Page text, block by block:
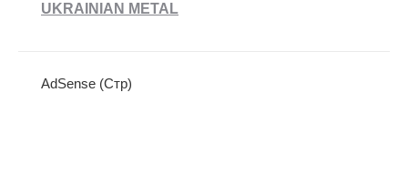
UKRAINIAN METAL
AdSense (Стр)